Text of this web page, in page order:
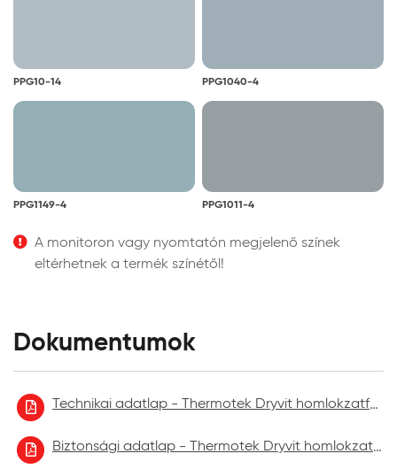
PPG10-14 PPG1040-4
PPG1149-4 PPG1011-4
A monitoron vagy nyomtatón megjelenő színek
eltérhetnek a termék színétől!
Dokumentumok
Technikai adatlap - Thermotek Dryvit homlokzatfelújító festék
Biztonsági adatlap - Thermotek Dryvit homlokzatfelújító festék 2021.09.